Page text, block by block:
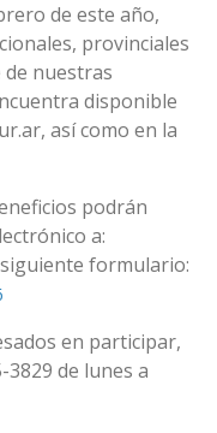
de este año,
provinciales
nuestras
disponible
así como en la
podrán
a:
formulario:
en participar,
3829 de lunes a